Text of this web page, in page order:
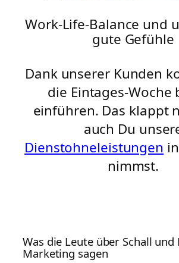
Work-Life-Balance und
gute Gefühle
Dank unserer Kunden
die Eintages-Woche
einführen. Das klappt
auch Du
Dienstohneleistungen
nimmst.
Was die Leute über Schall und
Marketing sagen